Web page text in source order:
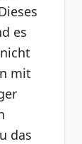
es
mit
das